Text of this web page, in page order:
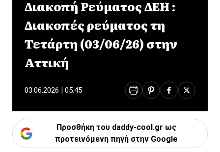
Διακοπή Ρεύματος ΔΕΗ :
Διακοπές ρεύματος τη
Τετάρτη (03/06/26) στην
Αττική
03.06.2026 | 05:45
Προσθήκη του daddy-cool.gr ως
προτεινόμενη πηγή στην Google